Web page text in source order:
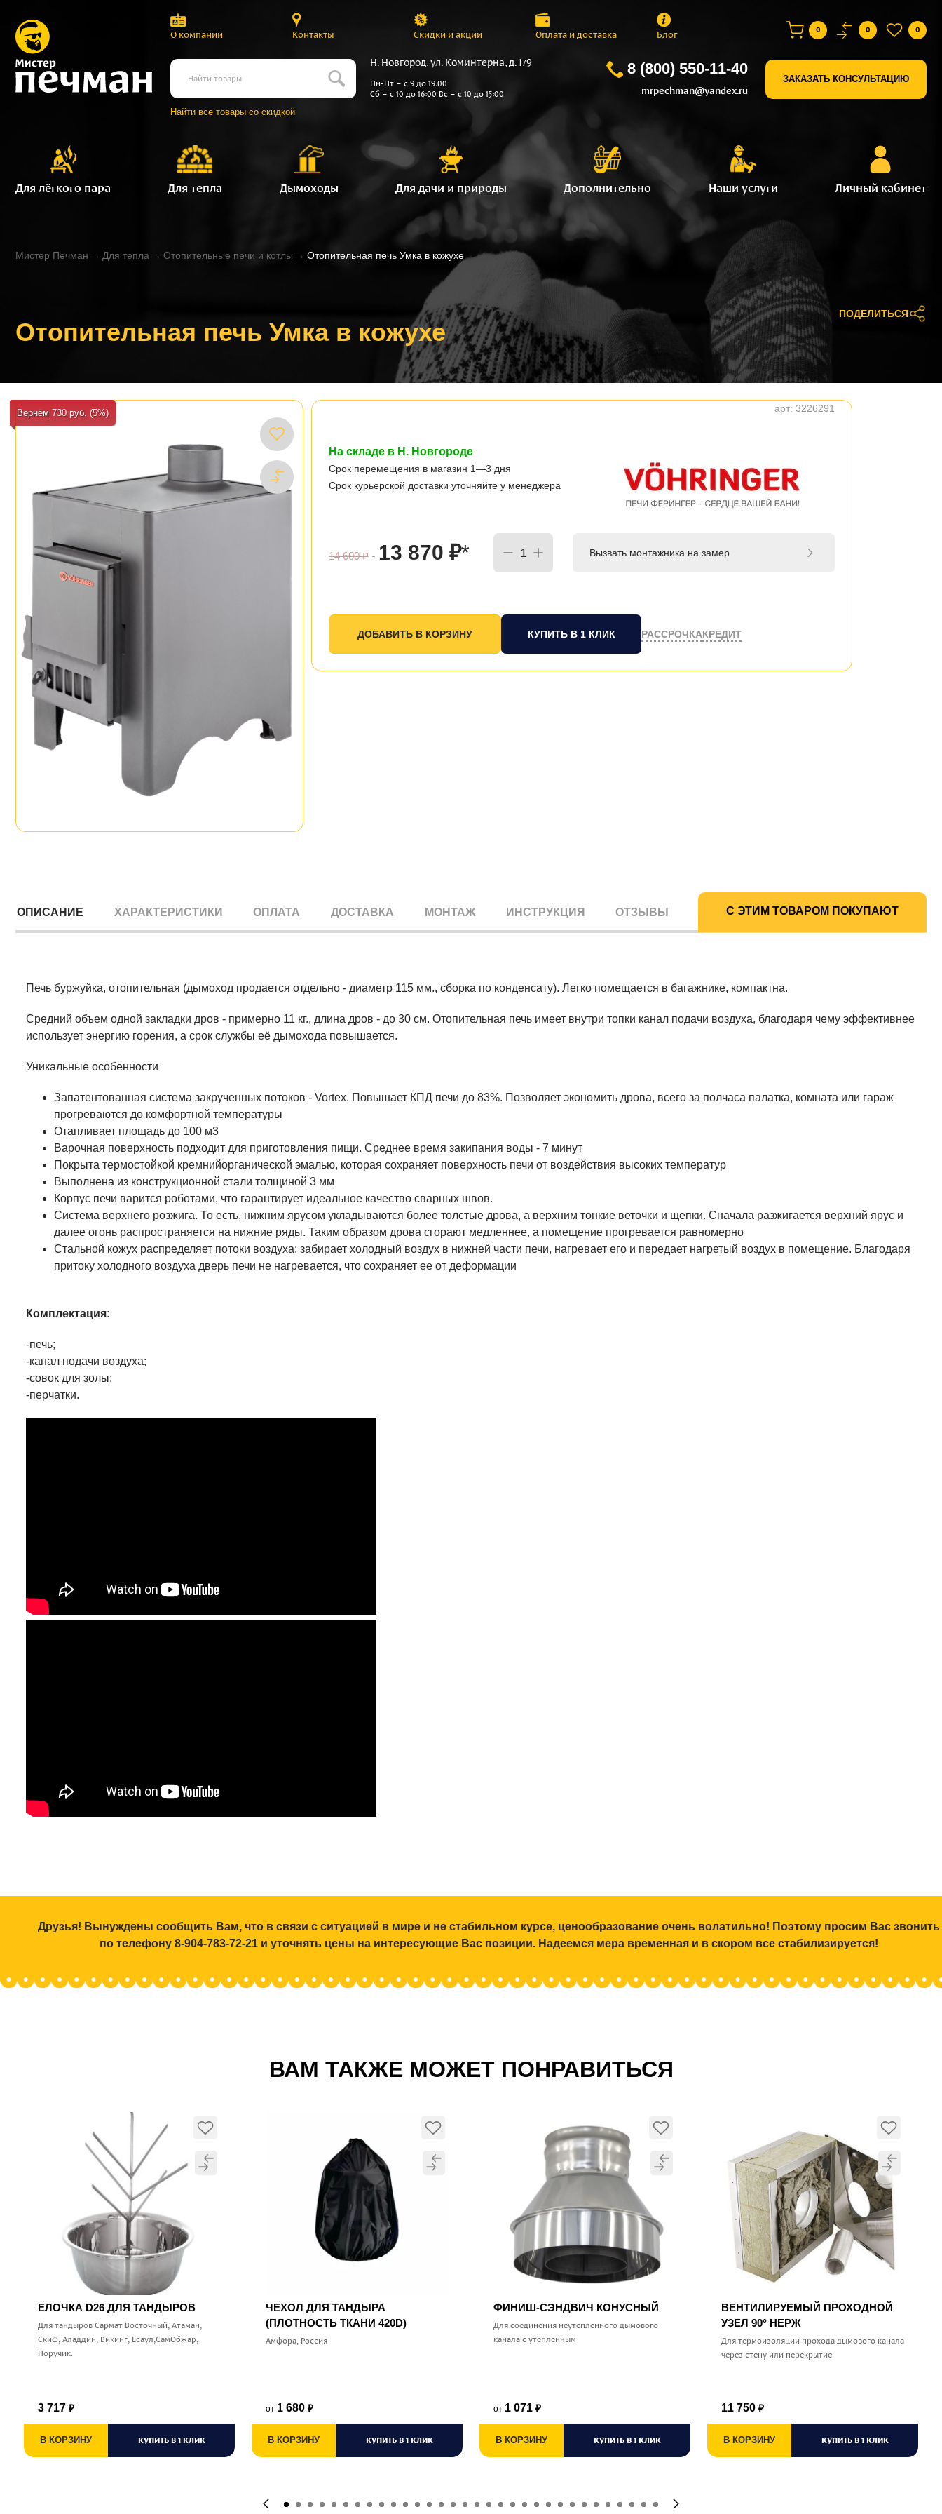
О компании Контакты Скидки и акции Оплата и доставка Блог 0 0 0
Найти все товары со скидкой
Н. Новгород, ул. Коминтерна, д. 179
Пн-Пт – с 9 до 19:00
Сб – с 10 до 16:00 Вс – с 10 до 15:00
8 (800) 550-11-40
mrpechman@yandex.ru
ЗАКАЗАТЬ КОНСУЛЬТАЦИЮ
Для лёгкого пара Для тепла Дымоходы Для дачи и природы Дополнительно Наши услуги Личный кабинет
Мистер Печман → Для тепла → Отопительные печи и котлы → Отопительная печь Умка в кожухе
Отопительная печь Умка в кожухе
ПОДЕЛИТЬСЯ
Вернём 730 руб. (5%) арт: 3226291
На складе в Н. Новгороде
Срок перемещения в магазин 1—3 дня
Срок курьерской доставки уточняйте у менеджера
14 600₽ 13 870 ₽* Вызвать монтажника на замер
КУПИТЬ В 1 КЛИК РАССРОЧКАКРЕДИТ
ОПИСАНИЕ ХАРАКТЕРИСТИКИ ОПЛАТА ДОСТАВКА МОНТАЖ ИНСТРУКЦИЯ ОТЗЫВЫ С ЭТИМ ТОВАРОМ ПОКУПАЮТ
Печь буржуйка, отопительная (дымоход продается отдельно - диаметр 115 мм., сборка по конденсату). Легко помещается в багажнике, компактна.
Средний объем одной закладки дров - примерно 11 кг., длина дров - до 30 см. Отопительная печь имеет внутри топки канал подачи воздуха, благодаря чему эффективнее
использует энергию горения, а срок службы её дымохода повышается.
Уникальные особенности
Запатентованная система закрученных потоков - Vortex. Повышает КПД печи до 83%. Позволяет экономить дрова, всего за полчаса палатка, комната или гараж
прогреваются до комфортной температуры
Отапливает площадь до 100 м3
Варочная поверхность подходит для приготовления пищи. Среднее время закипания воды - 7 минут
Покрыта термостойкой кремнийорганической эмалью, которая сохраняет поверхность печи от воздействия высоких температур
Выполнена из конструкционной стали толщиной 3 мм
Корпус печи варится роботами, что гарантирует идеальное качество сварных швов.
Система верхнего розжига. То есть, нижним ярусом укладываются более толстые дрова, а верхним тонкие веточки и щепки. Сначала разжигается верхний ярус и
далее огонь распространяется на нижние ряды. Таким образом дрова сгорают медленнее, а помещение прогревается равномерно
Стальной кожух распределяет потоки воздуха: забирает холодный воздух в нижней части печи, нагревает его и передает нагретый воздух в помещение. Благодаря
притоку холодного воздуха дверь печи не нагревается, что сохраняет ее от деформации
Комплектация:
-печь;
-канал подачи воздуха;
-совок для золы;
-перчатки.
Друзья! Вынуждены сообщить Вам, что в связи с ситуацией в мире и не стабильном курсе, ценообразование очень волатильно! Поэтому просим Вас звонить
по телефону 8-904-783-72-21 и уточнять цены на интересующие Вас позиции. Надеемся мера временная и в скором все стабилизируется!
ВАМ ТАКЖЕ МОЖЕТ ПОНРАВИТЬСЯ
ЕЛОЧКА D26 ДЛЯ ТАНДЫРОВ
Для тандыров Сармат Восточный, Атаман,
Скиф, Аладдин, Викинг, Есаул,СамОбжар,
Поручик.
3 717 ₽
В КОРЗИНУ КУПИТЬ В 1 КЛИК
ЧЕХОЛ ДЛЯ ТАНДЫРА
(ПЛОТНОСТЬ ТКАНИ 420D)
Амфора, Россия
от 1 680 ₽
В КОРЗИНУ КУПИТЬ В 1 КЛИК
ФИНИШ-СЭНДВИЧ КОНУСНЫЙ
Для соединения неутепленного дымового
канала с утепленным
от 1 071 ₽
В КОРЗИНУ КУПИТЬ В 1 КЛИК
ВЕНТИЛИРУЕМЫЙ ПРОХОДНОЙ
УЗЕЛ 90° НЕРЖ
Для термоизоляции прохода дымового канала
через стену или перекрытие
11 750 ₽
В КОРЗИНУ КУПИТЬ В 1 КЛИК